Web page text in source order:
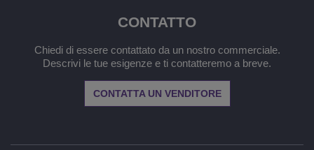
CONTATTO
Chiedi di essere contattato da un nostro commerciale.
Descrivi le tue esigenze e ti contatteremo a breve.
CONTATTA UN VENDITORE